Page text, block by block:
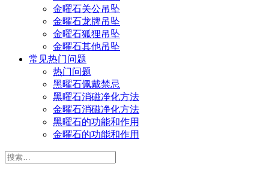
金曜石关公吊坠
金曜石龙牌吊坠
金曜石狐狸吊坠
金曜石其他吊坠
常见热门问题
热门问题
黑曜石佩戴禁忌
黑曜石消磁净化方法
金曜石消磁净化方法
黑曜石的功能和作用
金曜石的功能和作用
搜